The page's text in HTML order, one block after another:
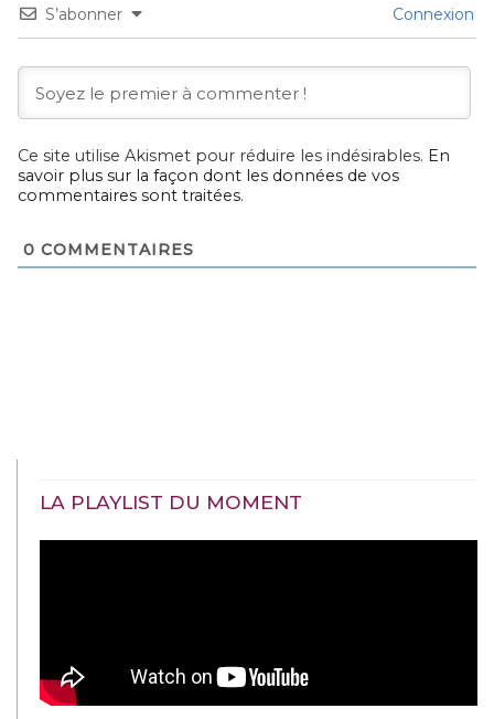
S’abonner Connexion
Ce site utilise Akismet pour réduire les indésirables. En
savoir plus sur la façon dont les données de vos
commentaires sont traitées.
0 COMMENTAIRES
LA PLAYLIST DU MOMENT